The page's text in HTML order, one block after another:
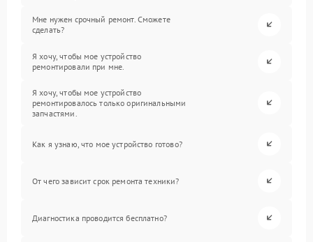
Мне нужен срочный ремонт. Сможете
сделать?
Я хочу, чтобы мое устройство
ремонтировали при мне.
Я хочу, чтобы мое устройство
ремонтировалось только оригинальными
запчастями.
Как я узнаю, что мое устройство готово?
От чего зависит срок ремонта техники?
Диагностика проводится бесплатно?